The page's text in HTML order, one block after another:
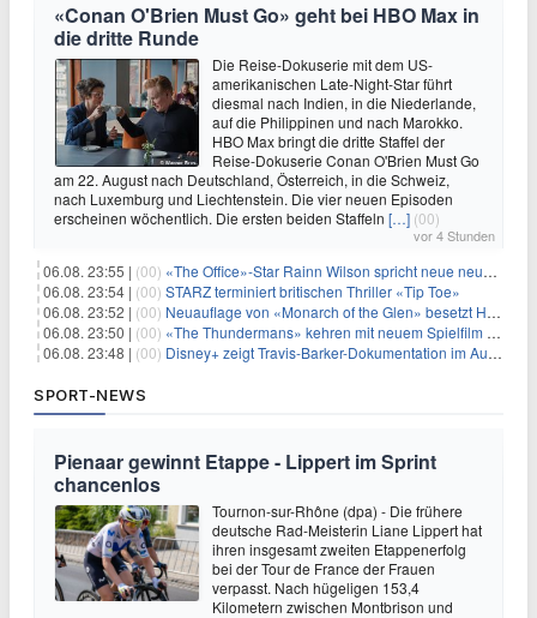
«Conan O'Brien Must Go» geht bei HBO Max in
die dritte Runde
Die Reise-Dokuserie mit dem US-
amerikanischen Late-Night-Star führt
diesmal nach Indien, in die Niederlande,
auf die Philippinen und nach Marokko.
HBO Max bringt die dritte Staffel der
Reise-Dokuserie Conan O'Brien Must Go
am 22. August nach Deutschland, Österreich, in die Schweiz,
nach Luxemburg und Liechtenstein. Die vier neuen Episoden
erscheinen wöchentlich. Die ersten beiden Staffeln […] (00)
vor 4 Stunden
06.08. 23:55 | (00) «The Office»-Star Rainn Wilson spricht neue neuseeländische Serie «Settling»
06.08. 23:54 | (00) STARZ terminiert britischen Thriller «Tip Toe»
06.08. 23:52 | (00) Neuauflage von «Monarch of the Glen» besetzt Hauptrollen
06.08. 23:50 | (00) «The Thundermans» kehren mit neuem Spielfilm zurück
06.08. 23:48 | (00) Disney+ zeigt Travis-Barker-Dokumentation im August
SPORT-NEWS
Pienaar gewinnt Etappe - Lippert im Sprint
chancenlos
Tournon-sur-Rhône (dpa) - Die frühere
deutsche Rad-Meisterin Liane Lippert hat
ihren insgesamt zweiten Etappenerfolg
bei der Tour de France der Frauen
verpasst. Nach hügeligen 153,4
Kilometern zwischen Montbrison und